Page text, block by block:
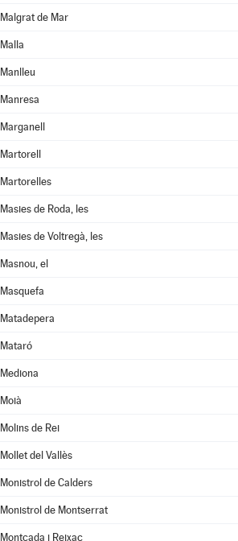
Malgrat de Mar
Malla
Manlleu
Manresa
Marganell
Martorell
Martorelles
Masies de Roda, les
Masies de Voltregà, les
Masnou, el
Masquefa
Matadepera
Mataró
Mediona
Moià
Molins de Rei
Mollet del Vallès
Monistrol de Calders
Monistrol de Montserrat
Montcada i Reixac